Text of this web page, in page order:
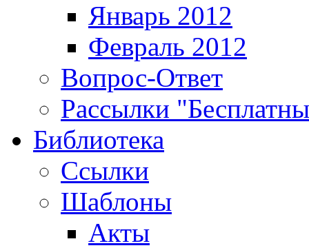
Январь 2012
Февраль 2012
Вопрос-Ответ
Рассылки
Библиотека
Ссылки
Шаблоны
Акты